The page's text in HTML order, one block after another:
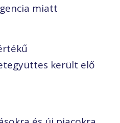
miatt
került elő